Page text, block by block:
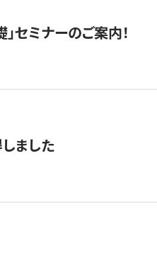
セミナーのご案内！
ました